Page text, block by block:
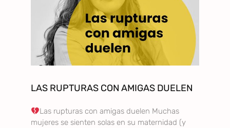
LAS RUPTURAS CON AMIGAS DUELEN
Las rupturas con amigas duelen Muchas
mujeres se sienten solas en su maternidad (y